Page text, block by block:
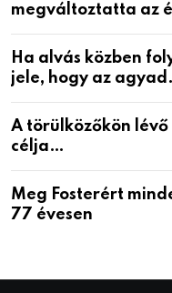
megváltoztatta az
Ha alvás közben
jele, hogy az
A törülközőkön
célja…
Meg Fosterért
77 évesen